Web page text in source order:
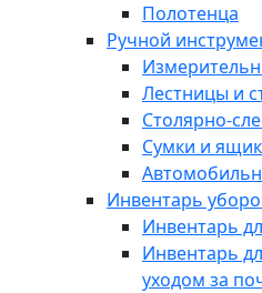
Полотенца
Ручной
Лестницы и
Столярно-
Сумки и
Инвентарь
Инвентарь
Инвентарь
уходом за